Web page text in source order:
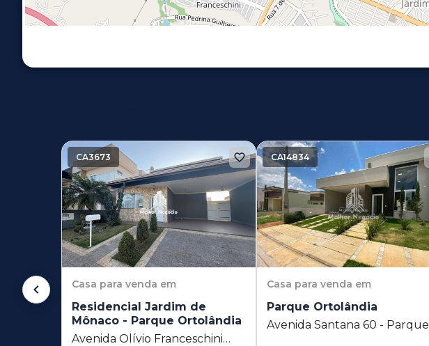
CA3673
Casa para venda em
Residencial Jardim de
Mônaco - Parque Ortolândia
Avenida Olívio Franceschini
CA14834
Casa para venda em
Parque Ortolândia
Avenida Santana 60 - Parque